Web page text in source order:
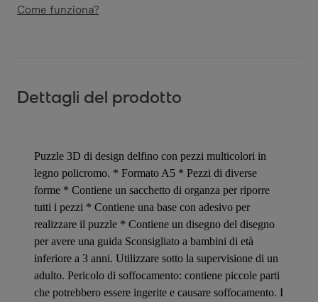
Come funziona?
Dettagli del prodotto
Puzzle 3D di design delfino con pezzi multicolori in
legno policromo. * Formato A5 * Pezzi di diverse
forme * Contiene un sacchetto di organza per riporre
tutti i pezzi * Contiene una base con adesivo per
realizzare il puzzle * Contiene un disegno del disegno
per avere una guida Sconsigliato a bambini di età
inferiore a 3 anni. Utilizzare sotto la supervisione di un
adulto. Pericolo di soffocamento: contiene piccole parti
che potrebbero essere ingerite e causare soffocamento. I